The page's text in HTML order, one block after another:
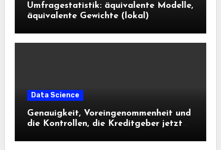
Umfragestatistik: äquivalente Modelle,
äquivalente Gewichte (lokal)
Data Science
Genauigkeit, Voreingenommenheit und
die Kontrollen, die Kreditgeber jetzt